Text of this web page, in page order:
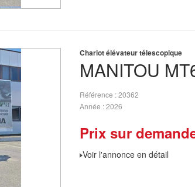
MANITOU
Chariot élévateur télescopique
Référence 20362
Année 2026
Prix sur
Voir l'annonce en détail